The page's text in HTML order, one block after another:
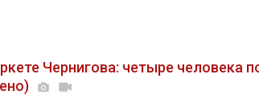
Чернигова: четыре человека